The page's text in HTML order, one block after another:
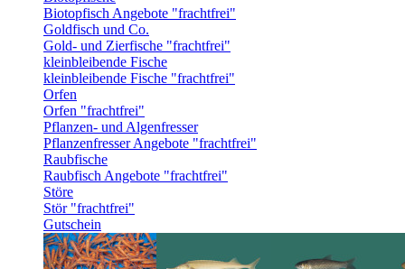
Biotopfisch Angebote "frachtfrei"
Goldfisch und Co.
Gold- und Zierfische "frachtfrei"
kleinbleibende Fische
kleinbleibende Fische "frachtfrei"
Orfen
Orfen "frachtfrei"
Pflanzen- und Algenfresser
Pflanzenfresser Angebote "frachtfrei"
Raubfische
Raubfisch Angebote "frachtfrei"
Störe
Stör "frachtfrei"
Gutschein